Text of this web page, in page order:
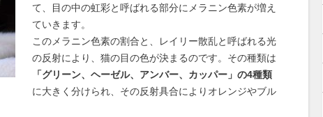
て、目の中の虹彩と呼ばれる部分にメラニン色素が増え
ていきます。
このメラニン色素の割合と、レイリー散乱と呼ばれる光
の反射により、猫の目の色が決まるのです。その種類は
「グリーン、ヘーゼル、アンバー、カッパー」の4種類
に大きく分けられ、その反射具合によりオレンジやブル